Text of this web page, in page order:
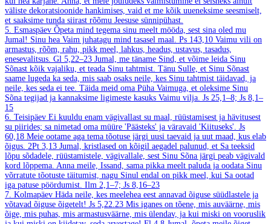
väliste dekoratsioonide hankimises, vaid et me kõik uueneksime seesmiselt,
et saaksime tunda siirast rõõmu Jeesuse sünnipühast.
5. Esmaspäev Õpeta mind tegema sinu meelt mööda, sest sina oled mu
Jumal! Sinu hea Vaim juhatagu mind tasasel maal. Ps 143,10 Vaimu vili on
armastus, rõõm, rahu, pikk meel, lahkus, headus, ustavus, tasadus,
enesevalitsus. Gl 5,22–23 Jumal, me täname Sind, et võime leida Sinu
Sõnast kõik vajaliku, et teada Sinu tahtmist. Tänu Sulle, et Sinu Sõnast
saame lugeda ka seda, mis saab osaks neile, kes Sinu tahtmist täidavad, ja
neile, kes seda ei tee. Täida meid oma Püha Vaimuga, et oleksime Sinu
Sõna tegijad ja kannaksime ligimeste kasuks Vaimu vilja. Js 25,1–8; Js 8,1–
15
6. Teisipäev Ei kuuldu enam vägivallast su maal, rüüstamisest ja hävitusest
su piirides; sa nimetad oma müüre 'Päästeks' ja väravaid 'Kiituseks'. Js
60,18 Meie ootame aga tema tõotuse järgi uusi taevaid ja uut maad, kus elab
õigus. 2Pt 3,13 Jumal, kristlased on kõigil aegadel palunud, et Sa teeksid
lõpu sõdadele, rüüstamistele, vägivallale, sest Sinu Sõna järgi peab vägivald
kord lõppema. Anna meile, Issand, sama pikka meelt paluda ja oodata Sinu
võrratute tõotuste täitumist, nagu Sinul endal on pikk meel, kui Sa ootad
iga patuse pöördumist. Ilm 2,1–7; Js 8,16–23
7. Kolmapäev Häda neile, kes meelehea eest annavad õiguse süüdlastele ja
võtavad õiguse õigetelt! Js 5,22.23 Mis iganes on tõene, mis auväärne, mis
õige, mis puhas, mis armastusväärne, mis ülendav, ja kui miski on vooruslik